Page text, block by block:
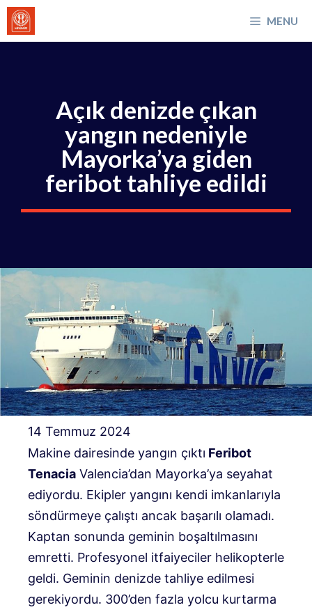
İçeriğe
atla
MENU
Açık denizde çıkan
yangın nedeniyle
Mayorka’ya giden
feribot tahliye edildi
14 Temmuz 2024
Makine dairesinde yangın çıktı Feribot
Tenacia Valencia’dan Mayorka’ya seyahat
ediyordu. Ekipler yangını kendi imkanlarıyla
söndürmeye çalıştı ancak başarılı olamadı.
Kaptan sonunda geminin boşaltılmasını
emretti. Profesyonel itfaiyeciler helikopterle
geldi. Geminin denizde tahliye edilmesi
gerekiyordu. 300’den fazla yolcu kurtarma